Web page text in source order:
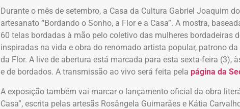
Durante o mês de setembro, a Casa da Cultura Gabriel Joaquim
artesanato “Bordando o Sonho, a Flor e a Casa”. A mostra,
60 telas bordadas à mão pelo coletivo das mulheres bordadeiras
inspiradas na vida e obra do renomado artista popular, patrono
da Flor. A live de abertura está marcada para esta sexta-feira (3),
e de bordados. A transmissão ao vivo será feita pela página da
A exposição também vai marcar o lançamento oficial da obra
Casa”, escrita pelas artesãs Rosângela Guimarães e Kátia